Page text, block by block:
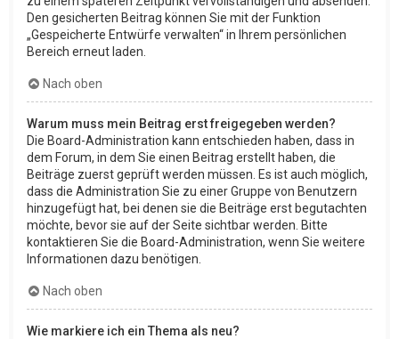
Den gesicherten Beitrag können Sie mit der Funktion
„Gespeicherte Entwürfe verwalten“ in Ihrem persönlichen
Bereich erneut laden.
Nach oben
Warum muss mein Beitrag erst freigegeben werden?
Die Board-Administration kann entschieden haben, dass in
dem Forum, in dem Sie einen Beitrag erstellt haben, die
Beiträge zuerst geprüft werden müssen. Es ist auch möglich,
dass die Administration Sie zu einer Gruppe von Benutzern
hinzugefügt hat, bei denen sie die Beiträge erst begutachten
möchte, bevor sie auf der Seite sichtbar werden. Bitte
kontaktieren Sie die Board-Administration, wenn Sie weitere
Informationen dazu benötigen.
Nach oben
Wie markiere ich ein Thema als neu?